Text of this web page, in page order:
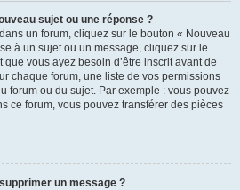
sujet ou une réponse ?
un forum, cliquez sur le bouton « Nouveau
à un sujet ou un message, cliquez sur le
vous ayez besoin d’être inscrit avant de
chaque forum, une liste de vos permissions
forum ou du sujet. Par exemple : vous pouvez
ce forum, vous pouvez transférer des pièces
un message ?